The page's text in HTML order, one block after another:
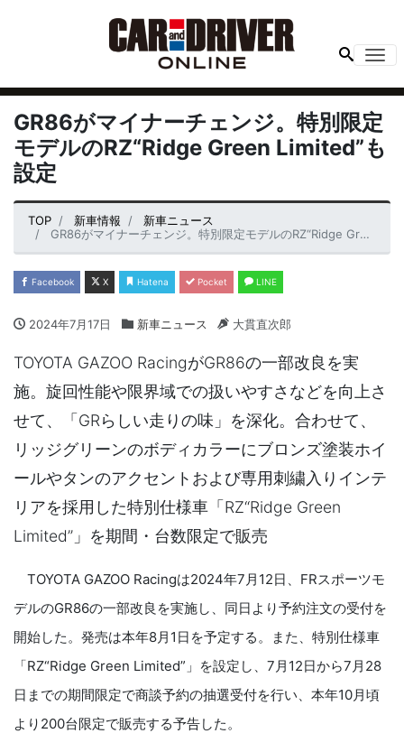
GR86がマイナーチェンジ。特別限定
モデルのRZ“Ridge Green Limited”も
設定
TOP 新車情報
新車ニュース
GR86がマイナーチェンジ。特別限定モデルのRZ“Ridge Green Limited”も設定
Facebook X Hatena Pocket LINE
2024年7月17日 新車ニュース 大貫直次郎
TOYOTA GAZOO RacingがGR86の一部改良を実
施。旋回性能や限界域での扱いやすさなどを向上さ
せて、「GRらしい走りの味」を深化。合わせて、
リッジグリーンのボディカラーにブロンズ塗装ホイ
ールやタンのアクセントおよび専用刺繍入りインテ
リアを採用した特別仕様車「RZ“Ridge Green
Limited”」を期間・台数限定で販売
TOYOTA GAZOO Racingは2024年7月12日、FRスポーツモ
デルのGR86の一部改良を実施し、同日より予約注文の受付を
開始した。発売は本年8月1日を予定する。また、特別仕様車
「RZ“Ridge Green Limited”」を設定し、7月12日から7月28
日までの期間限定で商談予約の抽選受付を行い、本年10月頃
より200台限定で販売する予告した。